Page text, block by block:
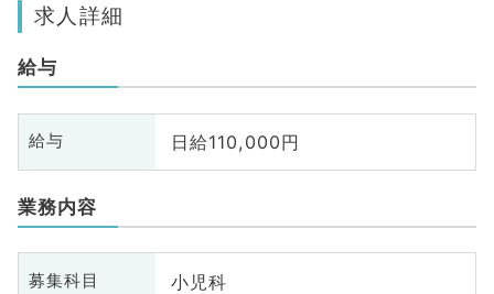
求人詳細
給与
給与 日給110,000円
業務内容
募集科目 小児科